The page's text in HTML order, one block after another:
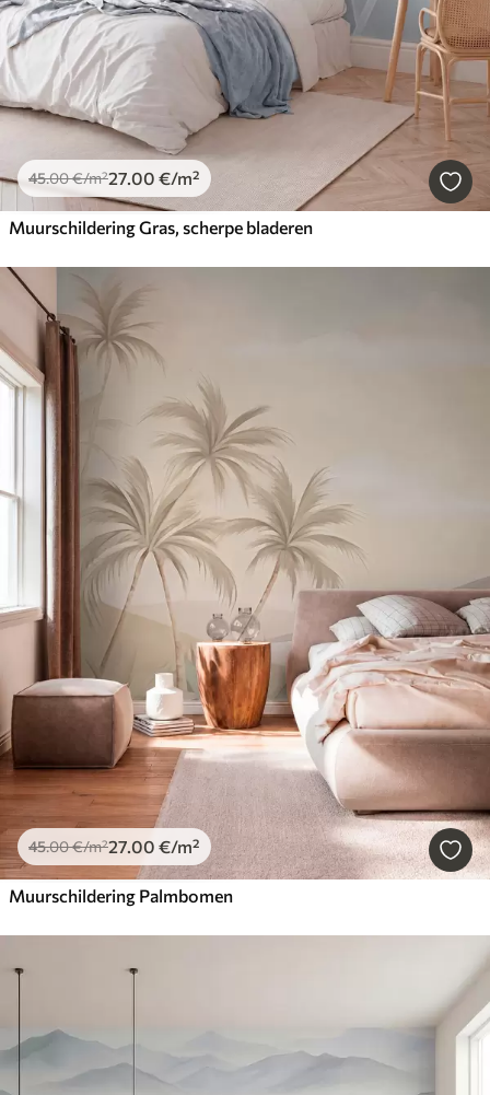
45.00€/m²27.00 €/m²
Muurschildering Gras, scherpe bladeren
45.00€/m²27.00 €/m²
Muurschildering Palmbomen